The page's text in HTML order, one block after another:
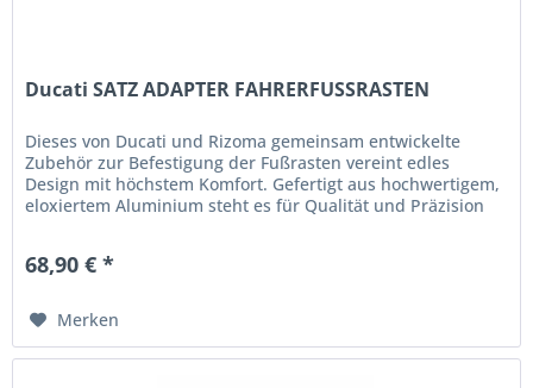
Ducati SATZ ADAPTER FAHRERFUSSRASTEN
Dieses von Ducati und Rizoma gemeinsam entwickelte
Zubehör zur Befestigung der Fußrasten vereint edles
Design mit höchstem Komfort. Gefertigt aus hochwertigem,
eloxiertem Aluminium steht es für Qualität und Präzision
68,90 € *
Merken